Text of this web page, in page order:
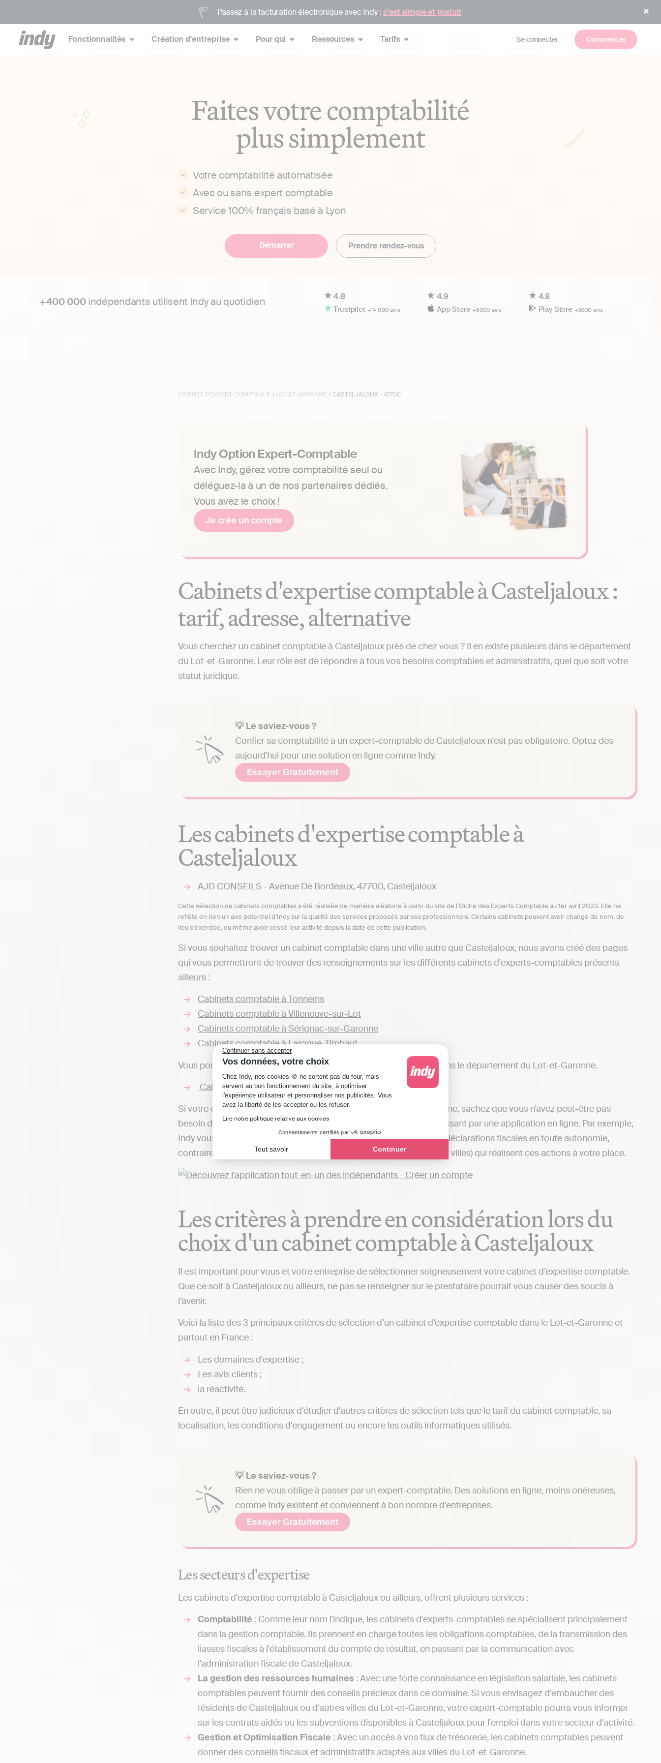
Continuer sans accepter
Vos données, votre choix
Plateforme de Gestion du Consentement : Personnalisez vos Options
Chez Indy, nos cookies 🍪 ne sortent pas du four, mais
servent au bon fonctionnement du site, à optimiser
l'expérience utilisateur et personnaliser nos publicités. Vous
avez la liberté de les accepter ou les refuser.
Lire notre politique relative aux cookies
Consentements certifiés par
Tout savoir Continuer
Axeptio consent
Passez à la facturation électronique avec Indy :c’est simple et gratuit
Fonctionnalités Création d'entreprise Pour qui Ressources Tarifs Se connecter Commencer
Faites votre comptabilité
plus simplement
Votre comptabilité automatisée
Avec ou sans expert comptable
Service 100% français basé à Lyon
Démarrer Prendre rendez-vous
+400 000indépendants utilisent Indy au quotidien 4.8
Trustpilot +14 000 avis
4.9
App Store+6000 avis
4.8
Play Store +3000 avis
CABINET D'EXPERT-COMPTABLE / LOT-ET-GARONNE / CASTELJALOUX - 47700
Indy Option Expert-Comptable
Avec Indy, gérez votre comptabilité seul ou
déléguez-la à un de nos partenaires dédiés.
Vous avez le choix !
Je crée un compte
Cabinets d'expertise comptable à Casteljaloux :
tarif, adresse, alternative
Vous cherchez un cabinet comptable à Casteljaloux près de chez vous ? Il en existe plusieurs dans le département
du Lot-et-Garonne. Leur rôle est de répondre à tous vos besoins comptables et administratifs, quel que soit votre
statut juridique.
💡 Le saviez-vous ?
Confier sa comptabilité à un expert-comptable de Casteljaloux n'est pas obligatoire. Optez dès
aujourd'hui pour une solution en ligne comme Indy.
Essayer Gratuitement
Les cabinets d'expertise comptable à
Casteljaloux
AJD CONSEILS - Avenue De Bordeaux, 47700, Casteljaloux
Cette sélection de cabinets comptables a été réalisée de manière aléatoire à partir du site de l’Ordre des Experts Comptable au 1er avril 2023. Elle ne
reflète en rien un avis potentiel d’Indy sur la qualité des services proposés par ces professionnels. Certains cabinets peuvent avoir changé de nom, de
lieu d'exercice, ou même avoir cessé leur activité depuis la date de cette publication.
Si vous souhaitez trouver un cabinet comptable dans une ville autre que Casteljaloux, nous avons créé des pages
qui vous permettront de trouver des renseignements sur les différents cabinets d'experts-comptables présents
ailleurs :
Cabinets comptable à Tonneins
Cabinets comptable à Villeneuve-sur-Lot
Cabinets comptable à Sérignac-sur-Garonne
Cabinets comptable à Laroque-Timbaut
Vous pouvez aussi consulter la liste de cabinets présents ailleurs dans le département du Lot-et-Garonne.
Cabinets comptable dans le Lot-et-Garonne
Si votre objectif est de réaliser votre comptabilité directement en ligne, sachez que vous n’avez peut-être pas
besoin d’un cabinet comptable et qu’il est possible de le faire en passant par une application en ligne. Par exemple,
Indy vous permettra de gérer votre comptabilité et transmettre vos déclarations fiscales en toute autonomie,
contrairement aux cabinets comptables (de Casteljaloux ou d'autres villes) qui réalisent ces actions à votre place.
Les critères à prendre en considération lors du
choix d'un cabinet comptable à Casteljaloux
Il est important pour vous et votre entreprise de sélectionner soigneusement votre cabinet d’expertise comptable.
Que ce soit à Casteljaloux ou ailleurs, ne pas se renseigner sur le prestataire pourrait vous causer des soucis à
l’avenir.
Voici la liste des 3 principaux critères de sélection d’un cabinet d’expertise comptable dans le Lot-et-Garonne et
partout en France :
Les domaines d'expertise ;
Les avis clients ;
la réactivité.
En outre, il peut être judicieux d'étudier d'autres critères de sélection tels que le tarif du cabinet comptable, sa
localisation, les conditions d'engagement ou encore les outils informatiques utilisés.
💡 Le saviez-vous ?
Rien ne vous oblige à passer par un expert-comptable. Des solutions en ligne, moins onéreuses,
comme Indy existent et conviennent à bon nombre d'entreprises.
Essayer Gratuitement
Les secteurs d'expertise
Les cabinets d'expertise comptable à Casteljaloux ou ailleurs, offrent plusieurs services :
Comptabilité : Comme leur nom l'indique, les cabinets d'experts-comptables se spécialisent principalement
dans la gestion comptable. Ils prennent en charge toutes les obligations comptables, de la transmission des
liasses fiscales à l'établissement du compte de résultat, en passant par la communication avec
l'administration fiscale de Casteljaloux.
La gestion des ressources humaines : Avec une forte connaissance en législation salariale, les cabinets
comptables peuvent fournir des conseils précieux dans ce domaine. Si vous envisagez d'embaucher des
résidents de Casteljaloux ou d'autres villes du Lot-et-Garonne, votre expert-comptable pourra vous informer
sur les contrats aidés ou les subventions disponibles à Casteljaloux pour l'emploi dans votre secteur d'activité.
Gestion et Optimisation Fiscale : Avec un accès à vos flux de trésorerie, les cabinets comptables peuvent
donner des conseils fiscaux et administratifs adaptés aux villes du Lot-et-Garonne.